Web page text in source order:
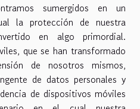
sumergidos en un
la protección de nuestra
en algo primordial.
que se han transformado
de nosotros mismos,
de datos personales y
de dispositivos móviles